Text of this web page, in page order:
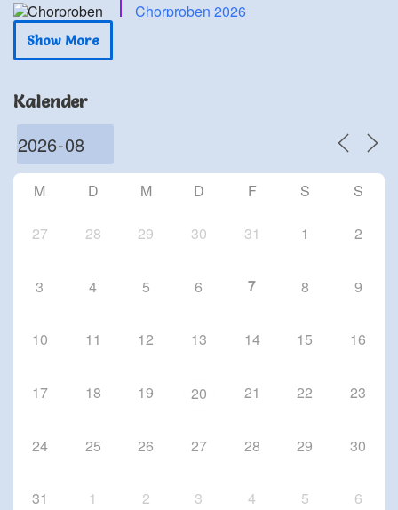
Chorproben 2026
8 Okt. 26
Show More
Kalender
M D M D F S S
27 28 29 30 31 1 2
3 4 5 6 7 8 9
10 11 12 13 14 15 16
17 18 19 20 21 22 23
24 25 26 27 28 29 30
31 1 2 3 4 5 6